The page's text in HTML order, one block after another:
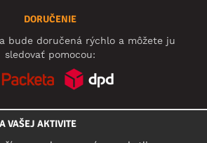
DORUČENIE
bude doručená rýchlo a môžete ju
sledovať pomocou:
VAŠEJ AKTIVITE